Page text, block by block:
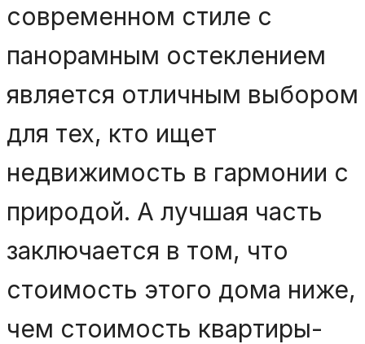
современном стиле с
панорамным остеклением
является отличным выбором
для тех, кто ищет
недвижимость в гармонии с
природой. А лучшая часть
заключается в том, что
стоимость этого дома ниже,
чем стоимость квартиры-